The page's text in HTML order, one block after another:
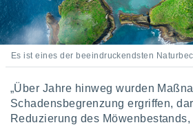
jederzeit
der
indem
"
" oder
Es ist eines der beeindruckendsten
„Über Jahre hinweg wurden
Schadensbegrenzung ergriffen,
Reduzierung des